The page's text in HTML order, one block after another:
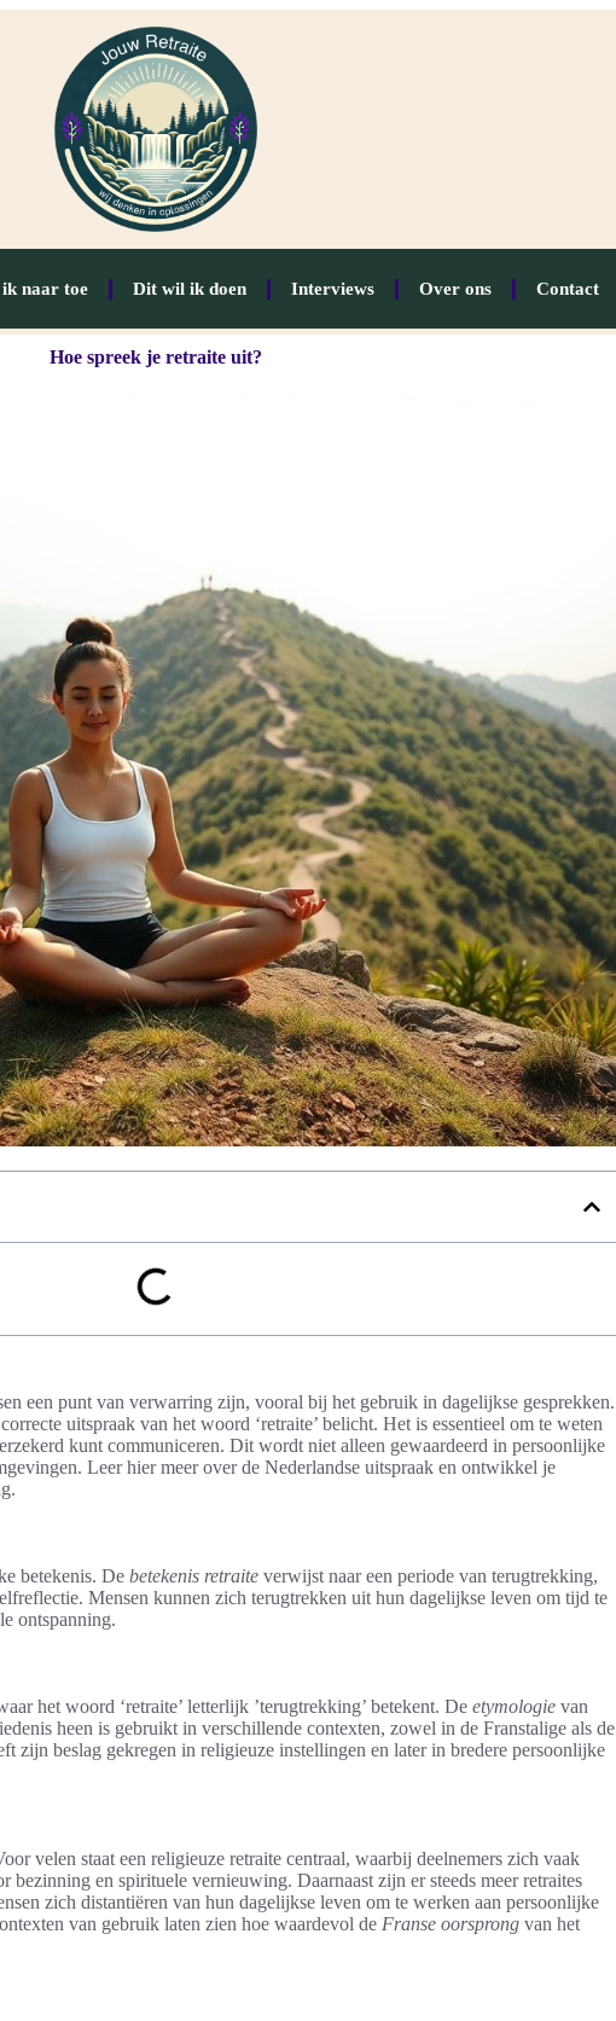
naar toe Dit wil ik doen Interviews Over ons Contact
Hoe spreek je retraite uit?
een punt van verwarring zijn, vooral bij het gebruik in dagelijkse gesprekken.
uitspraak van het woord ‘retraite’ belicht. Het is essentieel om te weten
kunt communiceren. Dit wordt niet alleen gewaardeerd in persoonlijke
Leer hier meer over de Nederlandse uitspraak en ontwikkel je
betekenis. De betekenis retraite verwijst naar een periode van terugtrekking,
Mensen kunnen zich terugtrekken uit hun dagelijkse leven om tijd te
ontspanning.
het woord ‘retraite’ letterlijk ’terugtrekking’ betekent. De etymologie van
heen is gebruikt in verschillende contexten, zowel in de Franstalige als de
zijn beslag gekregen in religieuze instellingen en later in bredere persoonlijke
velen staat een religieuze retraite centraal, waarbij deelnemers zich vaak
bezinning en spirituele vernieuwing. Daarnaast zijn er steeds meer retraites
zich distantiëren van hun dagelijkse leven om te werken aan persoonlijke
van gebruik laten zien hoe waardevol de Franse oorsprong van het